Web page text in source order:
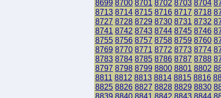
8699 8700 8701 8702 8703 8704
8713 8714 8715 8716 8717 8718
8727 8728 8729 8730 8731 8732
8741 8742 8743 8744 8745 8746
8755 8756 8757 8758 8759 8760
8769 8770 8771 8772 8773 8774
8783 8784 8785 8786 8787 8788
8797 8798 8799 8800 8801 8802
8811 8812 8813 8814 8815 8816
8825 8826 8827 8828 8829 8830
8839 8840 8841 8842 8843 8844